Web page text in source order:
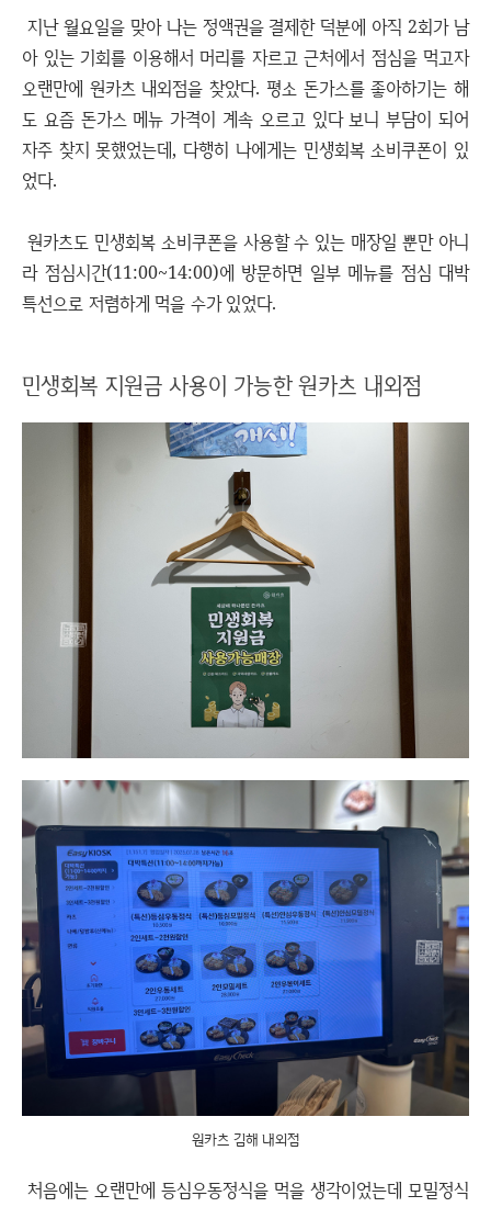
지난 월요일을 맞아 나는 정액권을 결제한 덕분에 아직 2회가 남
아 있는 기회를 이용해서 머리를 자르고 근처에서 점심을 먹고자
오랜만에 원카츠 내외점을 찾았다. 평소 돈가스를 좋아하기는 해
도 요즘 돈가스 메뉴 가격이 계속 오르고 있다 보니 부담이 되어
자주 찾지 못했었는데, 다행히 나에게는 민생회복 소비쿠폰이 있
었다.
원카츠도 민생회복 소비쿠폰을 사용할 수 있는 매장일 뿐만 아니
라 점심시간(11:00~14:00)에 방문하면 일부 메뉴를 점심 대박
특선으로 저렴하게 먹을 수가 있었다.
민생회복 지원금 사용이 가능한 원카츠 내외점
원카츠 김해 내외점
처음에는 오랜만에 등심우동정식을 먹을 생각이었는데 모밀정식